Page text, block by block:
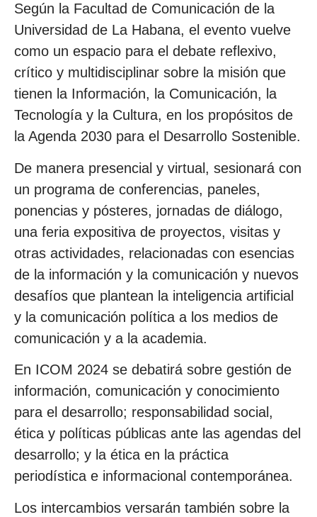
Según la Facultad de Comunicación de la
Universidad de La Habana, el evento vuelve
como un espacio para el debate reflexivo,
crítico y multidisciplinar sobre la misión que
tienen la Información, la Comunicación, la
Tecnología y la Cultura, en los propósitos de
la Agenda 2030 para el Desarrollo Sostenible.
De manera presencial y virtual, sesionará con
un programa de conferencias, paneles,
ponencias y pósteres, jornadas de diálogo,
una feria expositiva de proyectos, visitas y
otras actividades, relacionadas con esencias
de la información y la comunicación y nuevos
desafíos que plantean la inteligencia artificial
y la comunicación política a los medios de
comunicación y a la academia.
En ICOM 2024 se debatirá sobre gestión de
información, comunicación y conocimiento
para el desarrollo; responsabilidad social,
ética y políticas públicas ante las agendas del
desarrollo; y la ética en la práctica
periodística e informacional contemporánea.
Los intercambios versarán también sobre la